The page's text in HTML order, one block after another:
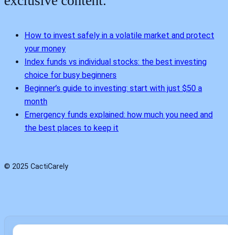
How to invest safely in a volatile market and protect
your money
Index funds vs individual stocks: the best investing
choice for busy beginners
Beginner’s guide to investing: start with just $50 a
month
Emergency funds explained: how much you need and
the best places to keep it
© 2025 CactiCarely